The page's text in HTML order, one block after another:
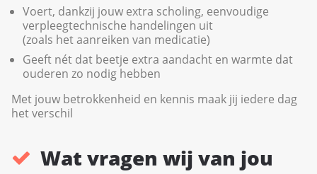
Voert, dankzij jouw extra scholing, eenvoudige
verpleegtechnische handelingen uit
(zoals het aanreiken van medicatie)
Geeft nét dat beetje extra aandacht en warmte dat
ouderen zo nodig hebben
Met jouw betrokkenheid en kennis maak jij iedere dag
het verschil
Wat vragen wij van jou